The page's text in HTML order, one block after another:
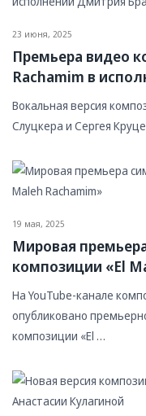
23 июня, 2025
Премьера видео
Rachamim в
Вокальная версия
Слуцкера и Сергея
19 мая, 2025
Мировая
композиции «El
На YouTube-канале
опубликовано
композиции «El …